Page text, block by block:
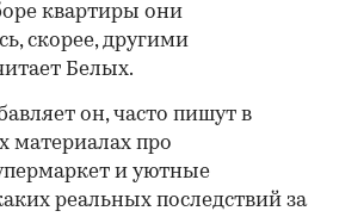
квартиры они
скорее, другими
Белых.
он, часто пишут в
материалах про
и уютные
реальных последствий за